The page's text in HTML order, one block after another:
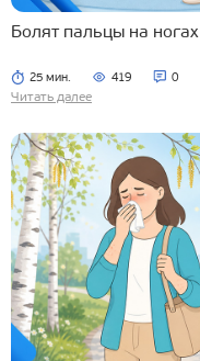
Болят пальцы на ногах
25 мин. 419 0
Читать далее